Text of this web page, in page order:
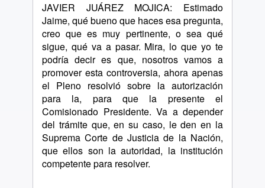
JAVIER JUÁREZ MOJICA: Estimado
Jaime, qué bueno que haces esa pregunta,
creo que es muy pertinente, o sea qué
sigue, qué va a pasar. Mira, lo que yo te
podría decir es que, nosotros vamos a
promover esta controversia, ahora apenas
el Pleno resolvió sobre la autorización
para la, para que la presente el
Comisionado Presidente. Va a depender
del trámite que, en su caso, le den en la
Suprema Corte de Justicia de la Nación,
que ellos son la autoridad, la institución
competente para resolver.